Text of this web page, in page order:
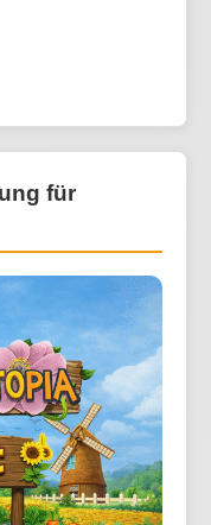
für